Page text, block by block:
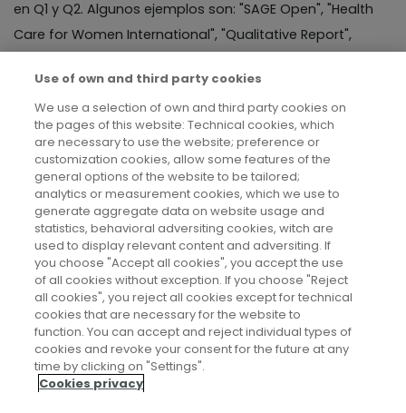
en Q1 y Q2. Algunos ejemplos son: "SAGE Open", "Health
Care for Women International", "Qualitative Report",
último libro (2024) se titula: “Biotechnologies and
Reproductive Agency. An Ethnography of Solo
Motherhood in Spain and the United Kingdom”.
Routledge.
https://ipp.csic.es/es/personal/ana-bravo-moreno
Aviso legal
Use of own and third party cookies
We use a selection of own and third party cookies on
the pages of this website: Technical cookies, which
are necessary to use the website; preference or
customization cookies, allow some features of the
general options of the website to be tailored;
analytics or measurement cookies, which we use to
generate aggregate data on website usage and
statistics, behavioral adversiting cookies, witch are
used to display relevant content and adversiting. If
you choose "Accept all cookies", you accept the use
of all cookies without exception. If you choose "Reject
all cookies", you reject all cookies except for technical
cookies that are necessary for the website to
function. You can accept and reject individual types of
cookies and revoke your consent for the future at any
time by clicking on "Settings".
Cookies privacy